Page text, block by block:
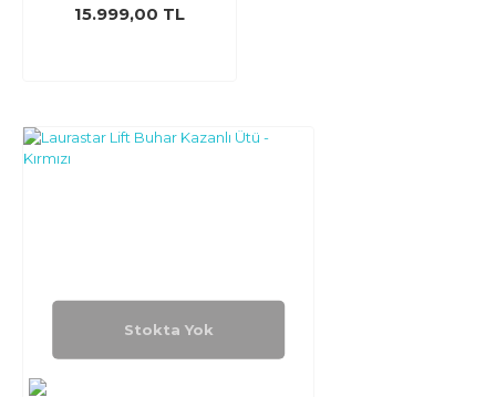
15.999,00 TL
Stokta Yok